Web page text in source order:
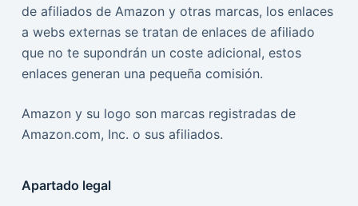
de afiliados de Amazon y otras marcas, los enlaces
a webs externas se tratan de enlaces de afiliado
que no te supondrán un coste adicional, estos
enlaces generan una pequeña comisión.
Amazon y su logo son marcas registradas de
Amazon.com, Inc. o sus afiliados.
Apartado legal